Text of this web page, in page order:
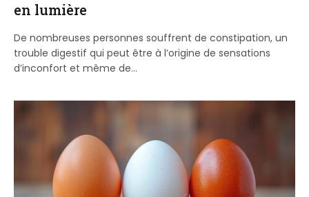
en lumière
De nombreuses personnes souffrent de constipation, un
trouble digestif qui peut être à l’origine de sensations
d’inconfort et même de…